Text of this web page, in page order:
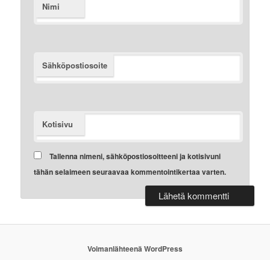
Nimi
Sähköpostiosoite
Kotisivu
Tallenna nimeni, sähköpostiosoitteeni ja kotisivuni
tähän selaimeen seuraavaa kommentointikertaa varten.
Voimanlähteenä WordPress